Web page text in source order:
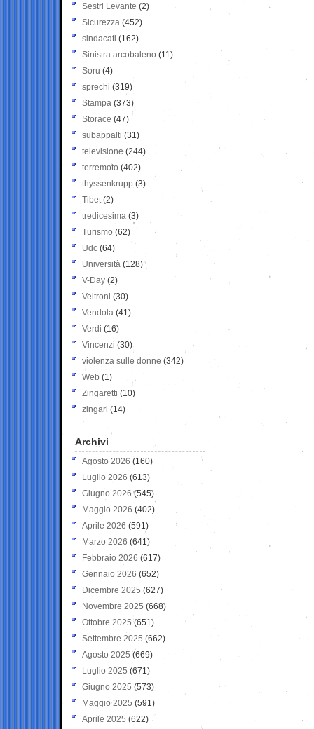
Sestri Levante (2)
Sicurezza (452)
sindacati (162)
Sinistra arcobaleno (11)
Soru (4)
sprechi (319)
Stampa (373)
Storace (47)
subappalti (31)
televisione(244)
terremoto (402)
thyssenkrupp (3)
Tibet(2)
tredicesima (3)
Turismo (62)
Udc (64)
Università (128)
V-Day (2)
Veltroni (30)
Vendola (41)
Verdi (16)
Vincenzi (30)
violenza sulle donne (342)
Web (1)
Zingaretti (10)
zingari (14)
Archivi
Agosto 2026 (160)
Luglio 2026 (613)
Giugno 2026 (545)
Maggio 2026 (402)
Aprile 2026 (591)
Marzo 2026 (641)
Febbraio 2026 (617)
Gennaio 2026 (652)
Dicembre 2025 (627)
Novembre 2025 (668)
Ottobre 2025 (651)
Settembre 2025 (662)
Agosto 2025 (669)
Luglio 2025 (671)
Giugno 2025 (573)
Maggio 2025 (591)
Aprile 2025 (622)